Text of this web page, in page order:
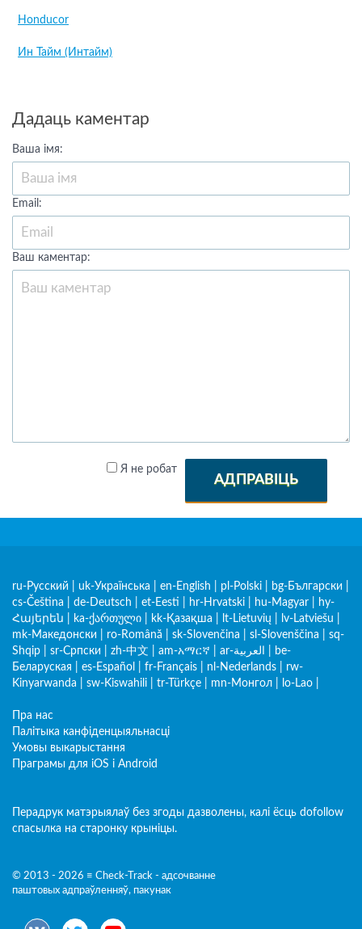
Honducor
Ин Тайм (Интайм)
Дадаць каментар
Ваша імя:
Email:
Ваш каментар:
Я не робат
АДПРАВІЦЬ
ru-Русский uk-Українська en-English pl-Polski bg-Български
cs-Čeština
de-Deutsch et-Eesti hr-Hrvatski hu-Magyar
hy-
Հայերեն
ka-ქართული kk-Қазақша lt-Lietuvių lv-Latviešu
mk-Македонски
ro-Română sk-Slovenčina sl-Slovenščina
sq-
Shqip
sr-Српски zh-中文 am-አማርኛ ar-العربية
be-
Беларуская
es-Español fr-Français nl-Nederlands
rw-
Kinyarwanda
sw-Kiswahili tr-Türkçe mn-Монгол lo-Lao
Пра нас
Палітыка канфіденцыяльнасці
Умовы выкарыстання
Праграмы для iOS і Android
Перадрук матэрыялаў без згоды дазволены, калі ёсць dofollow
спасылка на старонку крыніцы.
© 2013 - 2026 ≡ Check-Track - адсочванне
паштовых адпраўленняў, пакунак